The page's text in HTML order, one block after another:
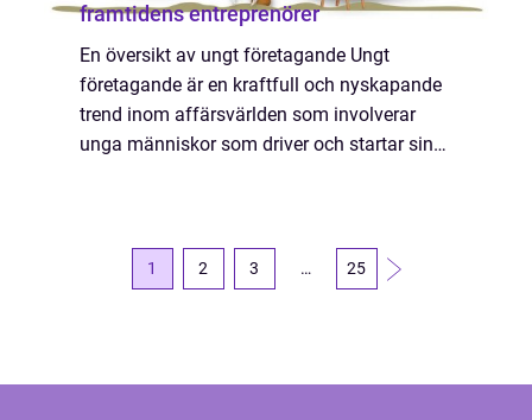
framtidens entreprenörer
En översikt av ungt företagande Ungt
företagande är en kraftfull och nyskapande
trend inom affärsvärlden som involverar
unga människor som driver och startar sina
1 2 3 … 25